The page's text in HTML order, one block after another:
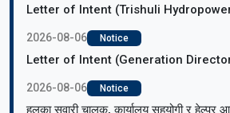
Letter of Intent (Trishuli
2026-08-06 Notice
Letter of Intent (Generation
2026-08-06 Notice
हलुका सवारी चालक, कार्यालय सहयोगी र हेल्पर